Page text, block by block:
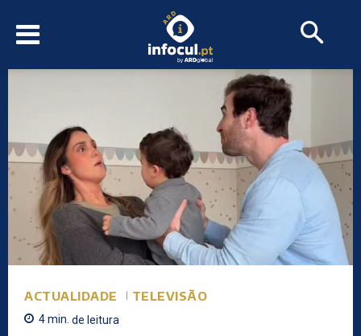
ACTUALIDADE TELEVISÃO
4min. de leitura